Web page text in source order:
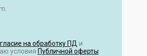
на обработку ПД и
условия Публичной оферты